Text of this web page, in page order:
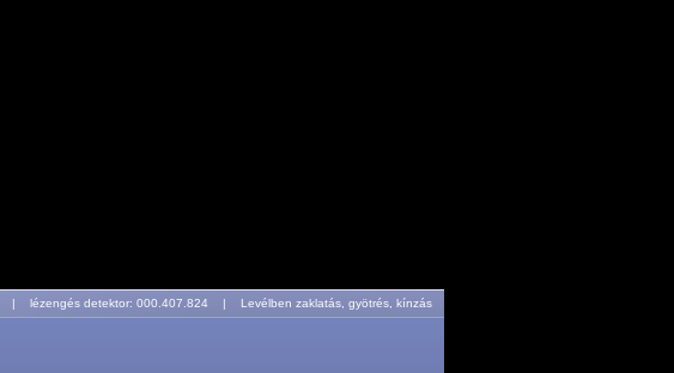
| lézengés detektor: 000.407.824 | Levélben zaklatás, gyötrés, kínzás